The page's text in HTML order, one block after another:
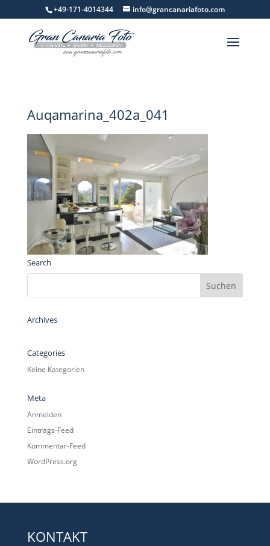
+49-171-4014344 info@grancanariafoto.com
Auqamarina_402a_041
Search
Archives
Categories
Keine Kategorien
Meta
Anmelden
Eintrags-Feed
Kommentar-Feed
WordPress.org
KONTAKT